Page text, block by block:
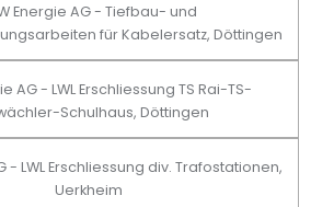
Energie AG - Tiefbau- und
für Kabelersatz, Döttingen
AG - LWL Erschliessung TS Rai-TS-
Schulhaus, Döttingen
- LWL Erschliessung div. Trafostationen,
Uerkheim